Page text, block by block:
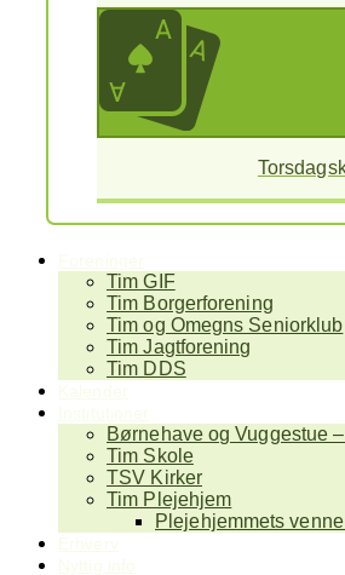
Tim GIF
Tim Borgerforening
Tim og Omegns Seniorklub
Tim Jagtforening
Tim DDS
Børnehave og Vuggestue
Tim Skole
TSV Kirker
Tim Plejehjem
Plejehjemmets